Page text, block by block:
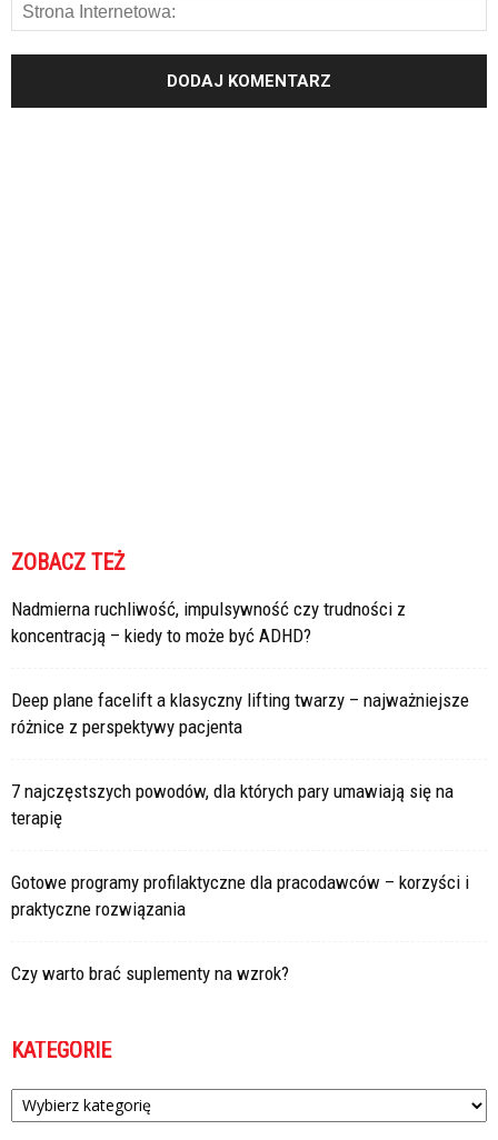
ZOBACZ TEŻ
Nadmierna ruchliwość, impulsywność czy trudności z
koncentracją – kiedy to może być ADHD?
Deep plane facelift a klasyczny lifting twarzy – najważniejsze
różnice z perspektywy pacjenta
7 najczęstszych powodów, dla których pary umawiają się na
terapię
Gotowe programy profilaktyczne dla pracodawców – korzyści i
praktyczne rozwiązania
Czy warto brać suplementy na wzrok?
KATEGORIE
Kategorie